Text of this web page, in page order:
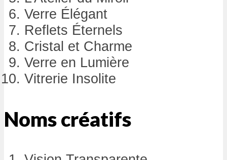
Verre Élégant
Reflets Éternels
Cristal et Charme
Verre en Lumière
Vitrerie Insolite
Noms créatifs